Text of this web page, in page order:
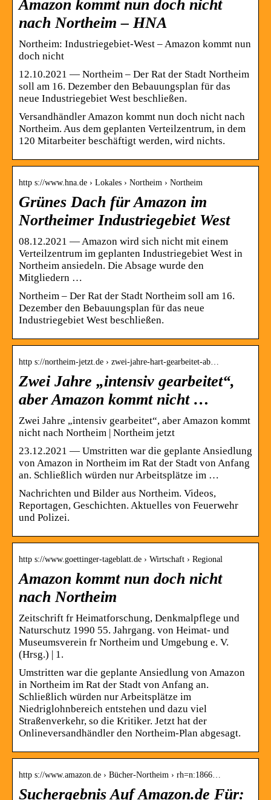
Amazon kommt nun doch nicht
nach Northeim – HNA
Northeim: Industriegebiet-West – Amazon kommt nun
doch nicht
12.10.2021 — Northeim – Der Rat der Stadt Northeim
soll am 16. Dezember den Bebauungsplan für das
neue Industriegebiet West beschließen.
Versandhändler Amazon kommt nun doch nicht nach
Northeim. Aus dem geplanten Verteilzentrum, in dem
120 Mitarbeiter beschäftigt werden, wird nichts.
http s://www.hna.de › Lokales › Northeim › Northeim
Grünes Dach für Amazon im
Northeimer Industriegebiet West
08.12.2021 — Amazon wird sich nicht mit einem
Verteilzentrum im geplanten Industriegebiet West in
Northeim ansiedeln. Die Absage wurde den
Mitgliedern …
Northeim – Der Rat der Stadt Northeim soll am 16.
Dezember den Bebauungsplan für das neue
Industriegebiet West beschließen.
http s://northeim-jetzt.de › zwei-jahre-hart-gearbeitet-ab…
Zwei Jahre „intensiv gearbeitet“,
aber Amazon kommt nicht …
Zwei Jahre „intensiv gearbeitet“, aber Amazon kommt
nicht nach Northeim | Northeim jetzt
23.12.2021 — Umstritten war die geplante Ansiedlung
von Amazon in Northeim im Rat der Stadt von Anfang
an. Schließlich würden nur Arbeitsplätze im …
Nachrichten und Bilder aus Northeim. Videos,
Reportagen, Geschichten. Aktuelles von Feuerwehr
und Polizei.
http s://www.goettinger-tageblatt.de › Wirtschaft › Regional
Amazon kommt nun doch nicht
nach Northeim
Zeitschrift fr Heimatforschung, Denkmalpflege und
Naturschutz 1990 55. Jahrgang. von Heimat- und
Museumsverein fr Northeim und Umgebung e. V.
(Hrsg.) | 1.
Umstritten war die geplante Ansiedlung von Amazon
in Northeim im Rat der Stadt von Anfang an.
Schließlich würden nur Arbeitsplätze im
Niedriglohnbereich entstehen und dazu viel
Straßenverkehr, so die Kritiker. Jetzt hat der
Onlineversandhändler den Northeim-Plan abgesagt.
http s://www.amazon.de › Bücher-Northeim › rh=n:1866…
Suchergebnis Auf Amazon.de Für: